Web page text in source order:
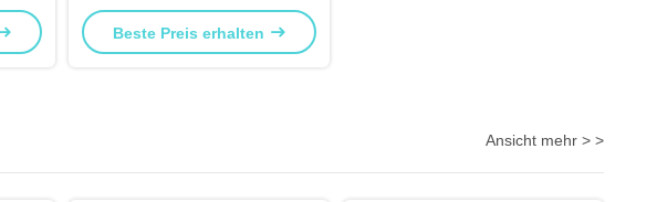
zu
geringem Abfall
Beste Preis erhalten
Ansicht mehr > >